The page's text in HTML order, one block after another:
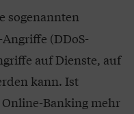
sogenannten
(DDoS-
auf Dienste, auf
kann. Ist
Online-Banking mehr